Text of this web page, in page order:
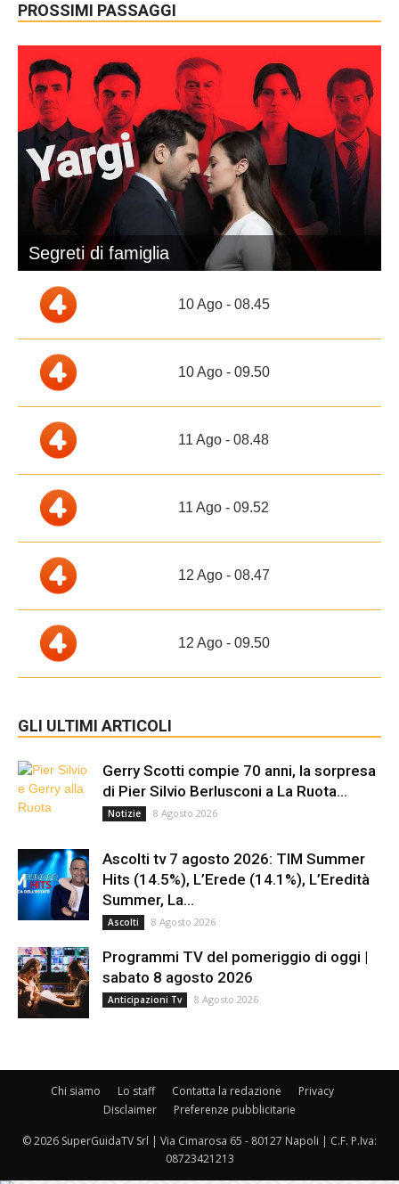
PROSSIMI PASSAGGI
Segreti di famiglia
10 Ago - 08.45
10 Ago - 09.50
11 Ago - 08.48
11 Ago - 09.52
12 Ago - 08.47
12 Ago - 09.50
GLI ULTIMI ARTICOLI
Gerry Scotti compie 70 anni, la sorpresa
di Pier Silvio Berlusconi a La Ruota...
Notizie 8 Agosto 2026
Ascolti tv 7 agosto 2026: TIM Summer
Hits (14.5%), L’Erede (14.1%), L’Eredità
Summer, La...
Ascolti 8 Agosto 2026
Programmi TV del pomeriggio di oggi |
sabato 8 agosto 2026
Anticipazioni Tv 8 Agosto 2026
Chi siamo Lo staff Contatta la redazione
Privacy
Disclaimer
Preferenze pubblicitarie
© 2026 SuperGuidaTV Srl | Via Cimarosa 65 - 80127 Napoli | C.F. P.Iva:
08723421213